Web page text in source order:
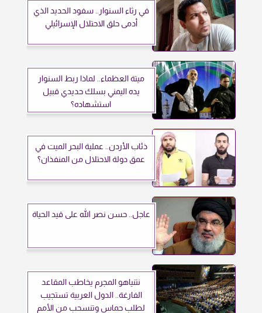
في رثاء السنوار.. سفود الحديد الذي
أدمى حلق الاحتلال الإسرائيلي
ميتة العظماء.. لماذا ربط السنوار
يده اليمني بسلك حديدي قبيل
استشهاده؟
ذئاب الأردن.. عملية البحر الميت في
عمق دولة الاحتلال من المنفذان؟
عاجل.. حسن نصر الله على قيد الحياة
نتنياهو المجرم يخاطب المقاعد
الفارغة.. الدول العربية تستجيب
لطلب حماس وتنسحب من الأمم